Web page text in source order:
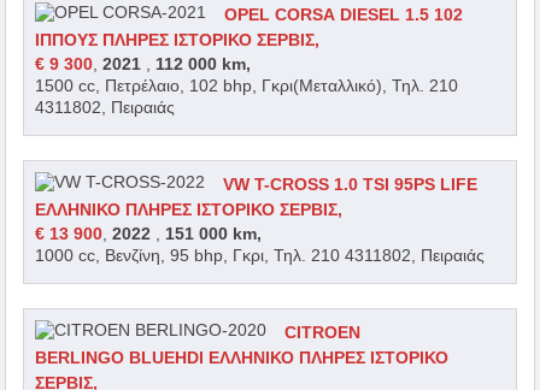
OPEL CORSA DIESEL 1.5 102
ΙΠΠΟΥΣ ΠΛΗΡΕΣ ΙΣΤΟΡΙΚΟ ΣΕΡΒΙΣ,
€ 9 300 ,2021
112 000 km,
1500 cc, Πετρέλαιο, 102 bhp, Γκρι(Μεταλλικό), Τηλ. 210
4311802, Πειραιάς
VW T-CROSS 1.0 TSI 95PS LIFE
ΕΛΛΗΝΙΚΟ ΠΛΗΡΕΣ ΙΣΤΟΡΙΚΟ ΣΕΡΒΙΣ,
€ 13 900 ,2022
151 000 km,
1000 cc, Βενζίνη, 95 bhp, Γκρι, Τηλ. 210 4311802, Πειραιάς
CITROEN
BERLINGO BLUEHDI ΕΛΛΗΝΙΚΟ ΠΛΗΡΕΣ ΙΣΤΟΡΙΚΟ
ΣΕΡΒΙΣ,